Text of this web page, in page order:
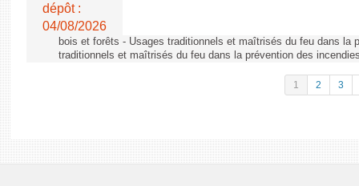
dépôt :
04/08/2026
bois et forêts - Usages traditionnels et maîtrisés du feu dans la
traditionnels et maîtrisés du feu dans la prévention des
1 2 3